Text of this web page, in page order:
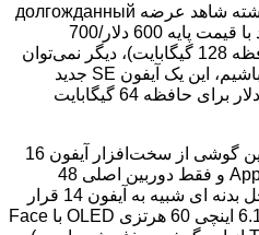
:هفته گذشته شاهد عرضه долгожданный
میان‌رده جدید iOS بودیم، هرچند با قیمت پایه 600 دلار/700
یورو/600 پوند/60000 روپیه (حافظه 128 گیگابایت)، دیگر نمی‌توان
آن را “میان‌رده” نامید. منصفانه باشیم، این یک آیفون SE جدید
نیست (مدل قبلی با قیمت 430 دلار برای حافظه 64 گیگابایت
این Apple iPhone 16e است. این گوشی از سخت‌افزار آیفون 16
بهره می‌برد – یک تراشه Apple A18 و فقط دوربین اصلی 48
مگاپیکسلی از پشت – که در داخل بدنه ای شبیه به آیفون 14 قرار
گرفته و از همان صفحه نمایش 6.1 اینچی 60 هرتزی OLED با Face